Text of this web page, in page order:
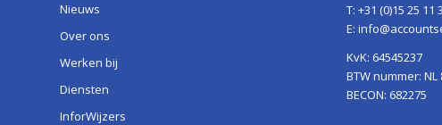
Nieuws
Over ons
Werken bij
Diensten
InforWijzers
T: +31 (0)15 25 11
E:
KvK: 64545237
BTW nummer: NL
BECON: 682275